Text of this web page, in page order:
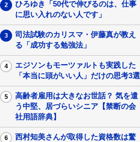
ひろゆき「50代で伸びるのは、仕事
に思い入れのない人です」
司法試験のカリスマ・伊藤真が教え
る「成功する勉強法」
エジソンもモーツァルトも実践した
「本当に頭がいい人」だけの思考3選
高齢者雇用は大きなお世話？ 気を遣
う中堅、居づらいシニア【禁断の会
社用語辞典】
西村知美さんが取得した資格数は驚